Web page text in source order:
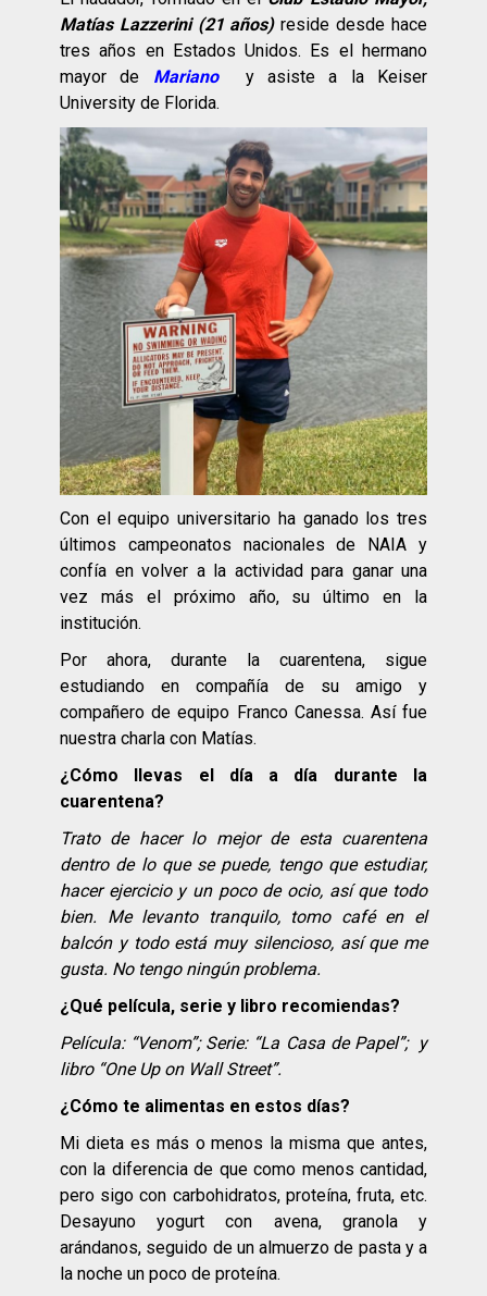
Matías Lazzerini (21 años)reside desde hace
tres años en Estados Unidos. Es el hermano
mayor de Mariano
y asiste a la Keiser
University de Florida.
Con el equipo universitario ha ganado los tres
últimos campeonatos nacionales de NAIA y
confía en volver a la actividad para ganar una
vez más el próximo año, su último en la
institución.
Por ahora, durante la cuarentena, sigue
estudiando en compañía de su amigo y
compañero de equipo Franco Canessa. Así fue
nuestra charla con Matías.
¿Cómo llevas el día a día durante la
cuarentena?
Trato de hacer lo mejor de esta cuarentena
dentro de lo que se puede, tengo que estudiar,
hacer ejercicio y un poco de ocio, así que todo
bien. Me levanto tranquilo, tomo café en el
balcón y todo está muy silencioso, así que me
gusta. No tengo ningún problema.
¿Qué película, serie y libro recomiendas?
Película: “Venom”; Serie: “La Casa de Papel”; y
libro “One Up on Wall Street”.
¿Cómo te alimentas en estos días?
Mi dieta es más o menos la misma que antes,
con la diferencia de que como menos cantidad,
pero sigo con carbohidratos, proteína, fruta, etc.
Desayuno yogurt con avena, granola y
arándanos, seguido de un almuerzo de pasta y a
la noche un poco de proteína.